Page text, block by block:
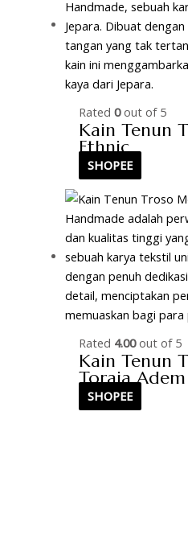
Rated0out of 5
Kain Tenun
Ethnic
SHOPEE
Rated 4.00out of 5
Kain Tenun
Toraja Adem
SHOPEE